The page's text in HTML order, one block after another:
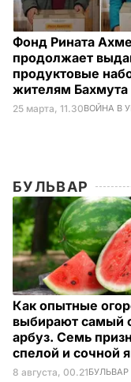
Фонд Рината
продолжает
продуктовые
жителям Бахмута
25 марта, 11.30ВОЙНА В
БУЛЬВАР
Как опытные
выбирают самый
арбуз. Семь
спелой и сочной
8 августа, 00.21БУЛЬВАР